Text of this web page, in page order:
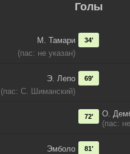
Голы
М. Тамари
(пас: не указан)
34'
Э. Лепо
(пас: С. Шиманский)
69'
О.
(пас:
72'
Эмболо
81'